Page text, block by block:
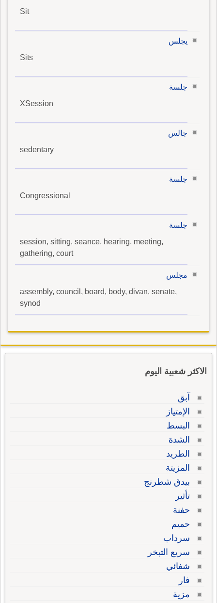
Sit
يجلس
Sits
جلسة
XSession
جالس
sedentary
جلسة
Congressional
جلسة
session, sitting, seance, hearing, meeting,
gathering, court
مجلس
assembly, council, board, body, divan, senate,
synod
الاكثر شعبية اليوم
آبق
الإمتياز
البسط
الشدة
الطريد
المزيتة
بيدق شطرنج
تأثير
حفنة
حميم
سرداب
سريع التبخر
شفائي
فار
مزية